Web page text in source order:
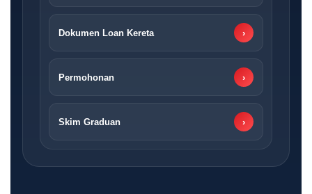
Dokumen Loan Kereta ›
Permohonan ›
Skim Graduan ›